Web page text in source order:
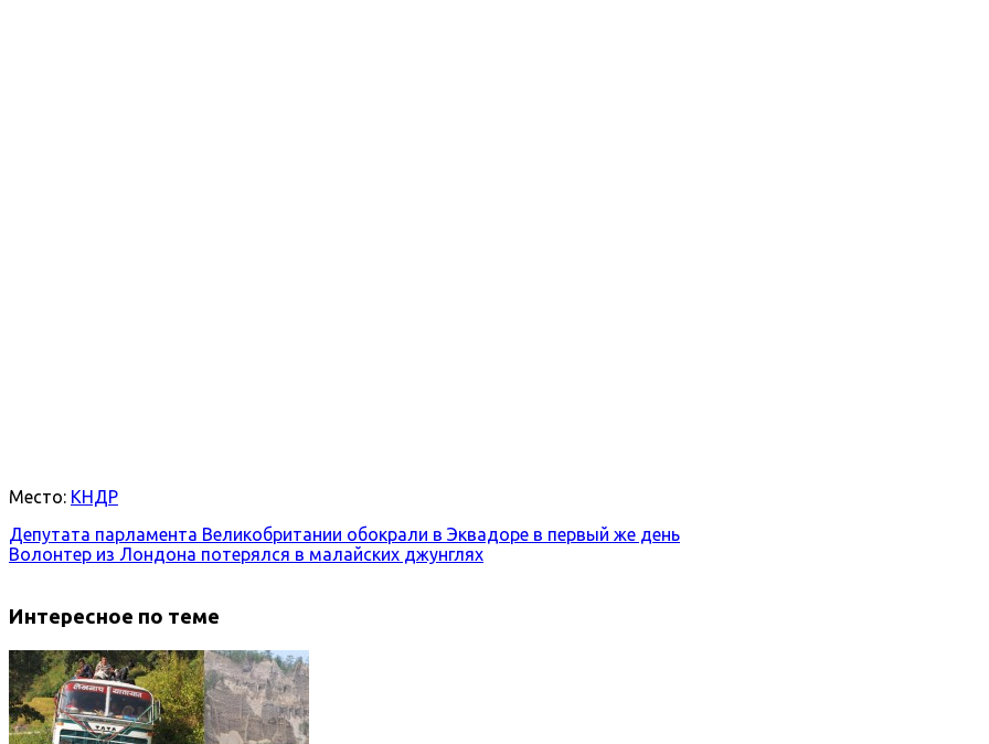
Место: КНДР
Депутата парламента Великобритании обокрали в Эквадоре в первый же день
Волонтер из Лондона потерялся в малайских джунглях
Интересное по теме